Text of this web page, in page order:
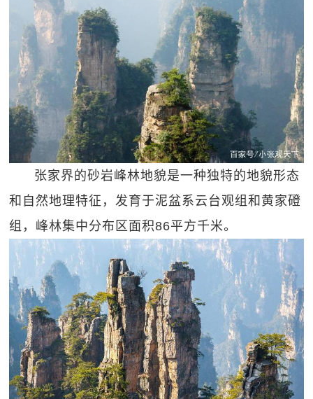
张家界的砂岩峰林地貌是一种独特的地貌形态
和自然地理特征，发育于泥盆系云台观组和黄家磴
组，峰林集中分布区面积86平方千米。